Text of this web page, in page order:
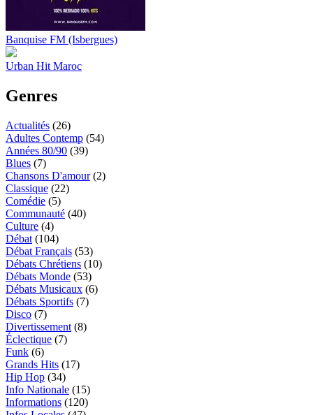
Banquise FM (Isbergues)
Urban Hit Maroc
Genres
Actualités (26)
Adultes Contemp (54)
Années 80/90 (39)
Blues (7)
Chansons D'amour (2)
Classique (22)
Comédie (5)
Communauté (40)
Culture (4)
Débat (104)
Débat Français (53)
Débats Chrétiens (10)
Débats Monde (53)
Débats Musicaux (6)
Débats Sportifs (7)
Disco (7)
Divertissement (8)
Éclectique (7)
Funk (6)
Grands Hits (17)
Hip Hop (34)
Info Nationale (15)
Informations (120)